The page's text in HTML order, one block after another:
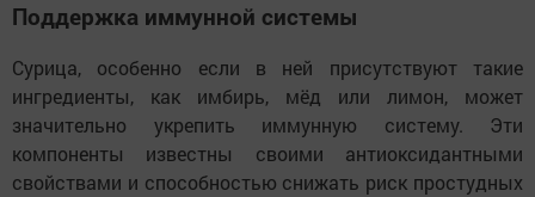
Поддержка иммунной системы
Сурица, особенно если в ней присутствуют такие
ингредиенты, как имбирь, мёд или лимон, может
значительно укрепить иммунную систему. Эти
компоненты известны своими антиоксидантными
свойствами и способностью снижать риск простудных